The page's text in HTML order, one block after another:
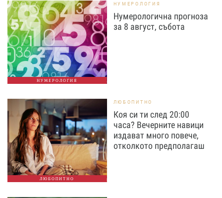
НУМЕРОЛОГИЯ
НУМЕРОЛОГИЯ
Нумерологична прогноза
за 8 август, събота
ЛЮБОПИТНО
ЛЮБОПИТНО
Коя си ти след 20:00
часа? Вечерните навици
издават много повече,
отколкото предполагаш